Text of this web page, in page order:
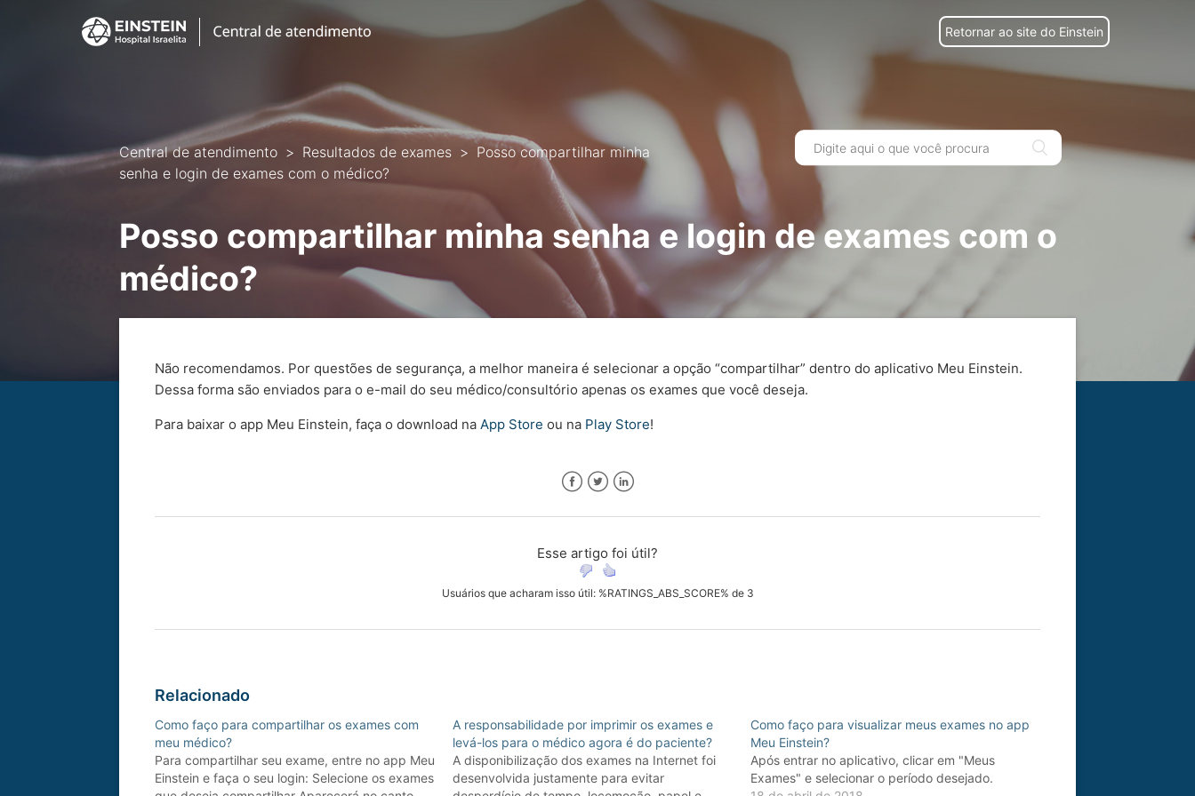
Retornar ao site do Einstein
Central de atendimento Resultados de exames
Posso compartilhar minha
senha e login de exames com o médico?
Posso compartilhar minha senha e login de exames com o
médico?
Não recomendamos. Por questões de segurança, a melhor maneira é selecionar a opção “compartilhar” dentro do aplicativo Meu Einstein.
Dessa forma são enviados para o e-mail do seu médico/consultório apenas os exames que você deseja.
Para baixar o app Meu Einstein, faça o download naApp Store ou na Play Store​!​
Esse artigo foi útil?
Usuários que acharam isso útil: %RATINGS_ABS_SCORE% de 3
Relacionado
Como faço para compartilhar os exames com
meu médico?
Para compartilhar seu exame, entre no app Meu
Einstein e faça o seu login: Selecione os exames
A responsabilidade por imprimir os exames e
levá-los para o médico agora é do paciente?
A disponibilização dos exames na Internet foi
desenvolvida justamente para evitar
Como faço para visualizar meus exames no app
Meu Einstein?
Após entrar no aplicativo, clicar em "Meus
Exames" e selecionar o período desejado.